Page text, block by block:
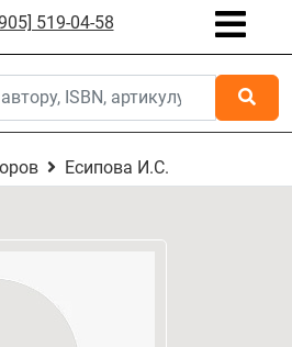
519-04-58
Есипова И.С.